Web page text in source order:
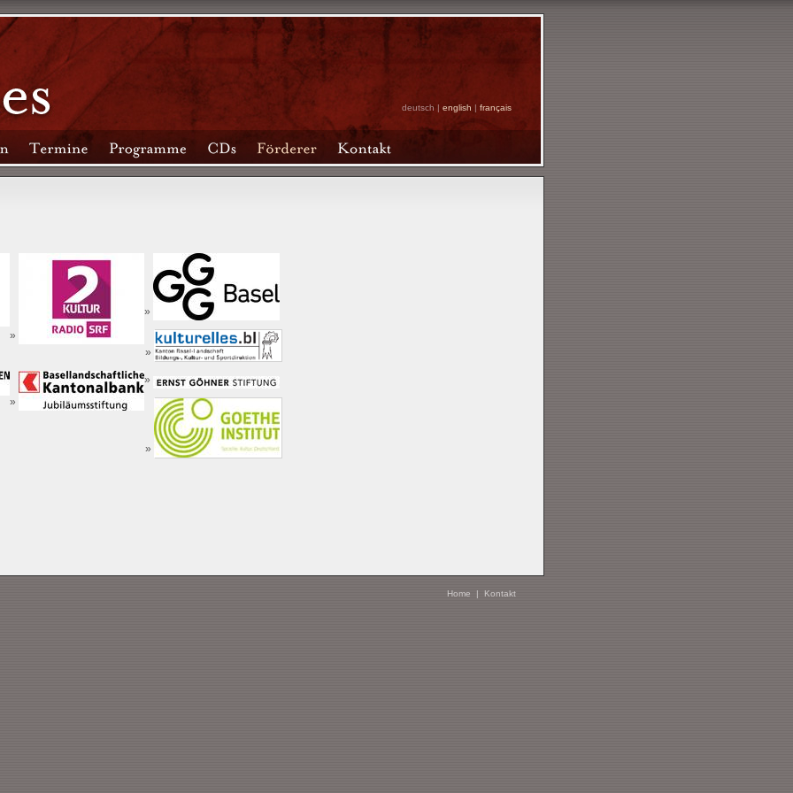
deutsch | english | français
Home | Kontakt